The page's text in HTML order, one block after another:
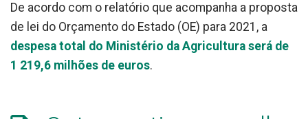
De acordo com o relatório que acompanha a proposta
de lei do Orçamento do Estado (OE) para 2021, a
despesa total do Ministério da Agricultura será de
1 219,6 milhões de euros.